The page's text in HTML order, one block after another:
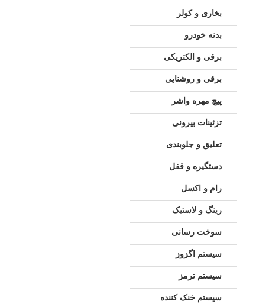
بخاری و کولر
بدنه خودرو
برقی و الکتریکی
برقی و روشنایی
پیچ مهره واشر
تزئینات بیرونی
تعلیق و جلوبندی
دستگیره و قفل
رام و اکسل
رینگ و لاستیک
سوخت رسانی
سیستم اگزوز
سیستم ترمز
سیستم خنک کننده